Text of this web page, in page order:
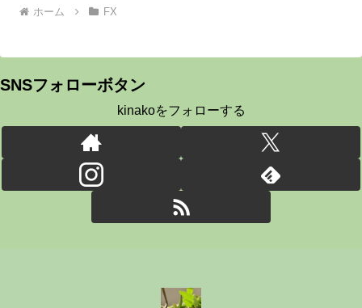
ホーム FX
SNSフォローボタン
kinakoをフォローする